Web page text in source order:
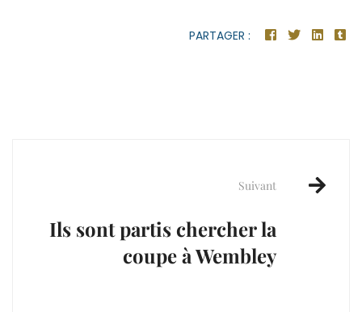
PARTAGER :
Suivant
Ils sont partis chercher la
coupe à Wembley